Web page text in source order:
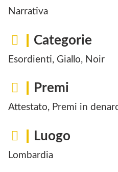
Narrativa
Categorie
Esordienti, Giallo, Noir
Premi
Attestato, Premi in
Luogo
Lombardia